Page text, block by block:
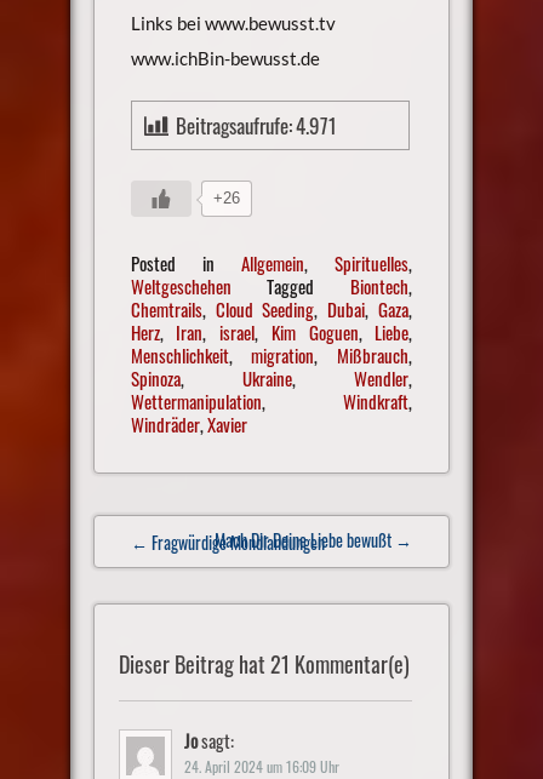
Links bei www.bewusst.tv
www.ichBin-bewusst.de
Beitragsaufrufe:4.971
+26
Posted inAllgemein,Spirituelles,
Weltgeschehen Tagged Biontech,
Chemtrails, Cloud Seeding, Dubai,Gaza,
Herz, Iran, israel, Kim Goguen, Liebe,
Menschlichkeit,migration, Mißbrauch,
Spinoza, Ukraine,Wendler,
Wettermanipulation,Windkraft,
Windräder,Xavier
Post
navigation
← Fragwürdige Mondlandungen
Mach Dir Deine Liebe bewußt →
Dieser Beitrag hat 21 Kommentar(e)
Josagt:
24. April 2024 um 16:09 Uhr